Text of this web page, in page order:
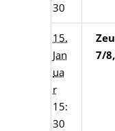
30
15.
Jan
ua
r
15:
30
7/